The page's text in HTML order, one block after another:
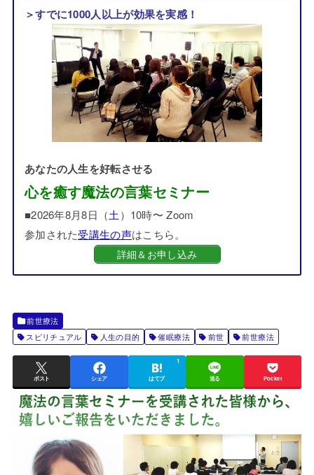
＞すでに1000人以上が効果を実感！
あなたの人生を好転させる
心を癒す魔法の言葉セミナー
■2026年8月8日（土）10時〜 Zoom
参加された受講生の声はこちら。
詳細＆お申し込み
前世療法
スピリチュアル
人生の目的 催眠療法 前世 前世療法
ポスト シェア はてブ
1
送る Pocket